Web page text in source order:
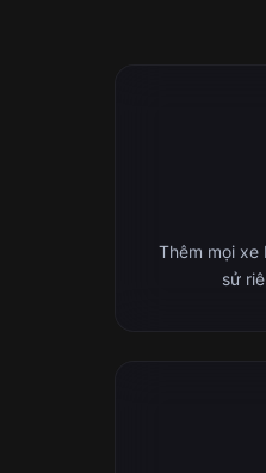
Thêm mọi
sử